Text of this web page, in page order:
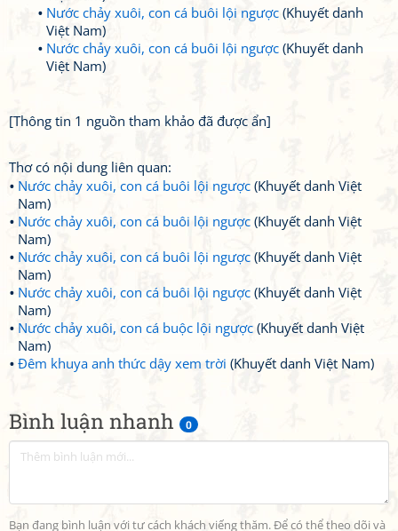
Bình luận nhanh 0
Bạn đang bình luận với tư cách khách viếng thăm. Để có thể theo dõi và
Nước chảy xuôi, con cá buôi lội ngược (Khuyết danh
Việt Nam)
Nước chảy xuôi, con cá buôi lội ngược (Khuyết danh
Việt Nam)
[Thông tin 1 nguồn tham khảo đã được ẩn]
Thơ có nội dung liên quan:
Nước chảy xuôi, con cá buôi lội ngược (Khuyết danh Việt
Nam)
Nước chảy xuôi, con cá buôi lội ngược (Khuyết danh Việt
Nam)
Nước chảy xuôi, con cá buôi lội ngược (Khuyết danh Việt
Nam)
Nước chảy xuôi, con cá buôi lội ngược (Khuyết danh Việt
Nam)
Nước chảy xuôi, con cá buộc lội ngược (Khuyết danh Việt
Nam)
Đêm khuya anh thức dậy xem trời (Khuyết danh Việt Nam)